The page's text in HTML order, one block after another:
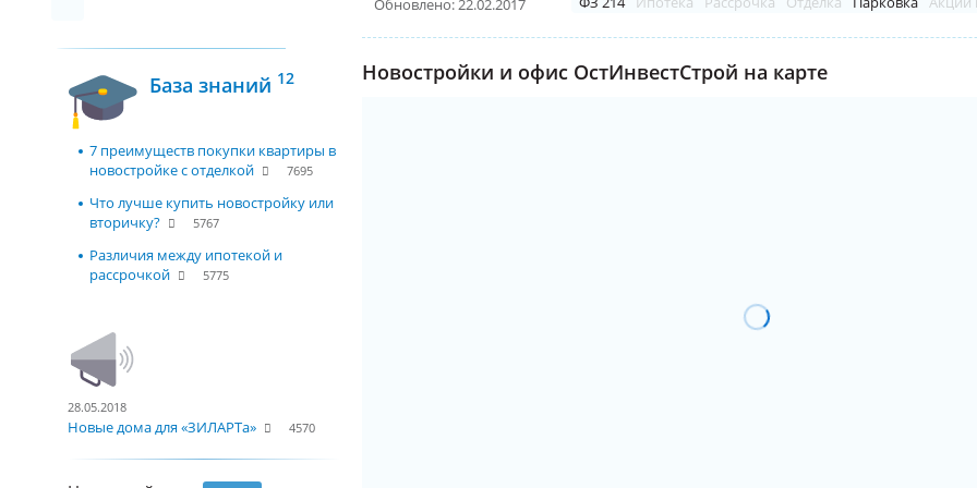
База знаний 12
7 преимуществ покупки квартиры в
новостройке с отделкой
7695
Что лучше купить новостройку или
вторичку?
5767
Различия между ипотекой и
рассрочкой
5775
28.05.2018
Новые дома для «ЗИЛАРТа» 4570
Обновлено: 22.02.2017
Новостройки и офис ОстИнвестСтрой на карте